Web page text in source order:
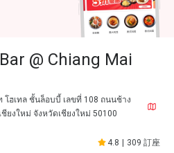
@ Chiang Mai
โฮเทล ชั้นล็อบบี้ เลขที่ 108 ถนนช้าง
ยงใหม่ จังหวัดเชียงใหม่ 50100
4.8 309 訂座